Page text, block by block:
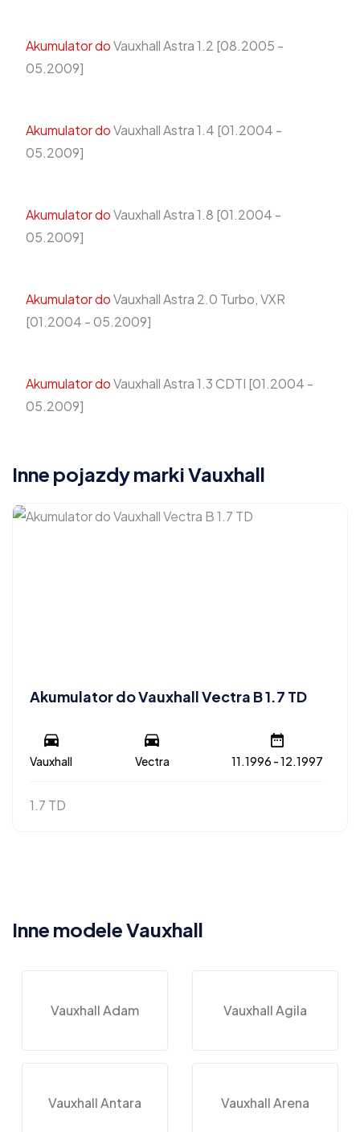
Akumulator doVauxhall Astra 1.2 [08.2005 -
05.2009]
Akumulator doVauxhall Astra 1.4 [01.2004 -
05.2009]
Akumulator doVauxhall Astra 1.8 [01.2004 -
05.2009]
Akumulator doVauxhall Astra 2.0 Turbo, VXR
[01.2004 - 05.2009]
Akumulator doVauxhall Astra 1.3 CDTI [01.2004 -
05.2009]
Inne pojazdy marki Vauxhall
Akumulator do Vauxhall Vectra B 1.7 TD
Vauxhall Vectra 11.1996 - 12.1997
1.7 TD
Inne modele Vauxhall
Vauxhall Adam Vauxhall Agila
Vauxhall Antara Vauxhall Arena